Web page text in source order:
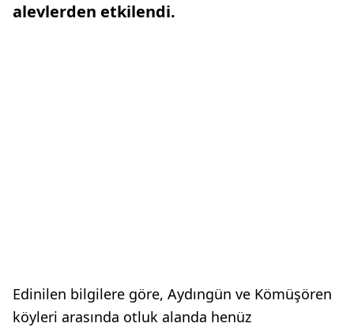
alevlerden etkilendi.
Edinilen bilgilere göre, Aydıngün ve Kömüşören
köyleri arasında otluk alanda henüz